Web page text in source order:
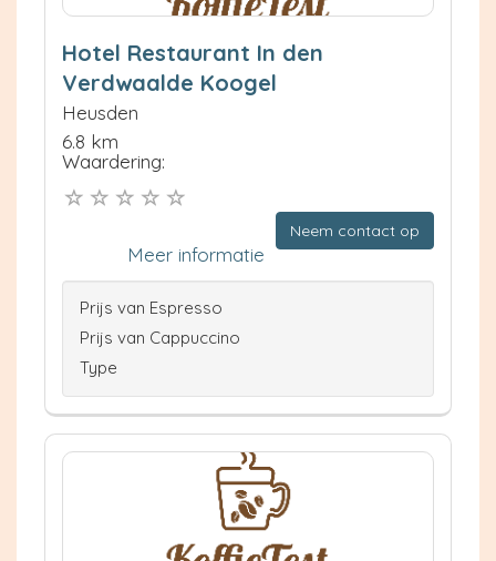
Hotel Restaurant In den
Verdwaalde Koogel
Heusden
6.8 km
Waardering:
Neem contact op
Meer informatie
Prijs van Espresso
Prijs van Cappuccino
Type